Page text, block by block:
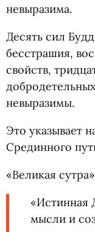
невыразима.
Десять сил
бесстрашия,
свойств,
невыразимы.
Это указывает
Срединного
«Великая
«Истинная
мысли и